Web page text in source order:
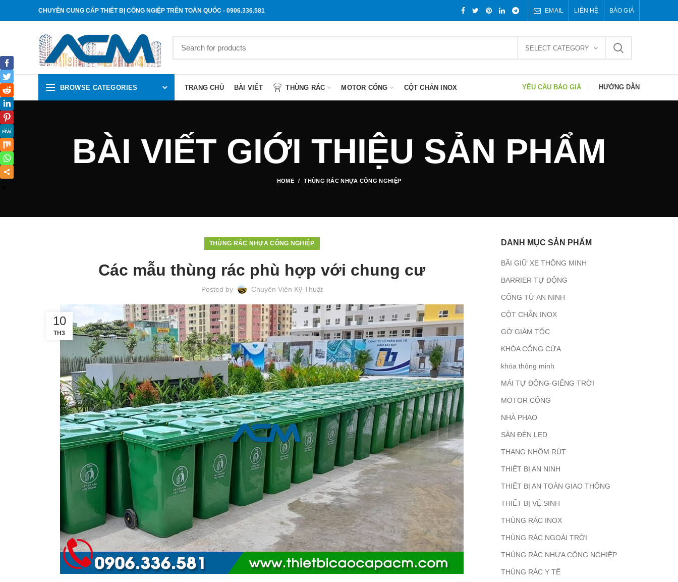
CHUYÊN CUNG CẤP THIẾT BỊ CÔNG NGIỆP TRÊN TOÀN QUỐC - 0906.336.581 EMAIL LIÊN HỆ BÁO GIÁ
SELECT CATEGORY
BROWSE CATEGORIES TRANG CHỦ BÀI VIẾT THÙNG RÁC MOTOR CỔNG CỘT CHẮN INOX YÊU CẦU BÁO GIÁ HƯỚNG DẪN
BÀI VIẾT GIỚI THIỆU SẢN PHẨM
HOME THÙNG RÁC NHỰA CÔNG NGHIỆP
THÙNG RÁC NHỰA CÔNG NGHIỆP
Các mẫu thùng rác phù hợp với chung cư
Posted by Chuyên Viên Kỹ Thuật
10
TH3
DANH MỤC SẢN PHẨM
BÃI GIỮ XE THÔNG MINH
BARRIER TỰ ĐỘNG
CỔNG TỪ AN NINH
CỘT CHẮN INOX
GỜ GIẢM TỐC
KHÓA CỔNG CỬA
khóa thông minh
MÁI TỰ ĐỘNG-GIẾNG TRỜI
MOTOR CỔNG
NHÀ PHAO
SÀN ĐÈN LED
THANG NHÔM RÚT
THIẾT BỊ AN NINH
THIẾT BỊ AN TOÀN GIAO THÔNG
THIẾT BỊ VỆ SINH
THÙNG RÁC INOX
THÙNG RÁC NGOÀI TRỜI
THÙNG RÁC NHỰA CÔNG NGHIỆP
THÙNG RÁC Y TẾ